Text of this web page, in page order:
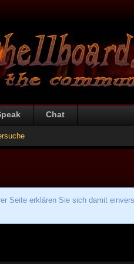
Chat
Seite erklären Sie sich damit